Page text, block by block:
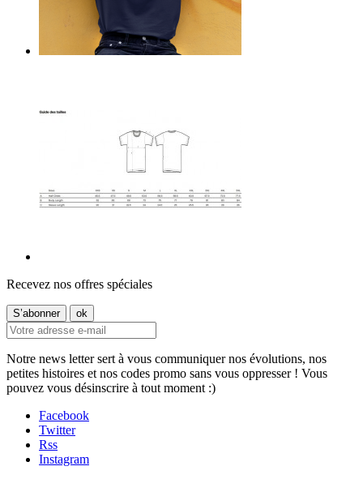
Recevez nos offres spéciales
Notre news letter sert à vous communiquer nos évolutions, nos
petites histoires et nos codes promo sans vous oppresser ! Vous
pouvez vous désinscrire à tout moment :)
Facebook
Twitter
Rss
Instagram